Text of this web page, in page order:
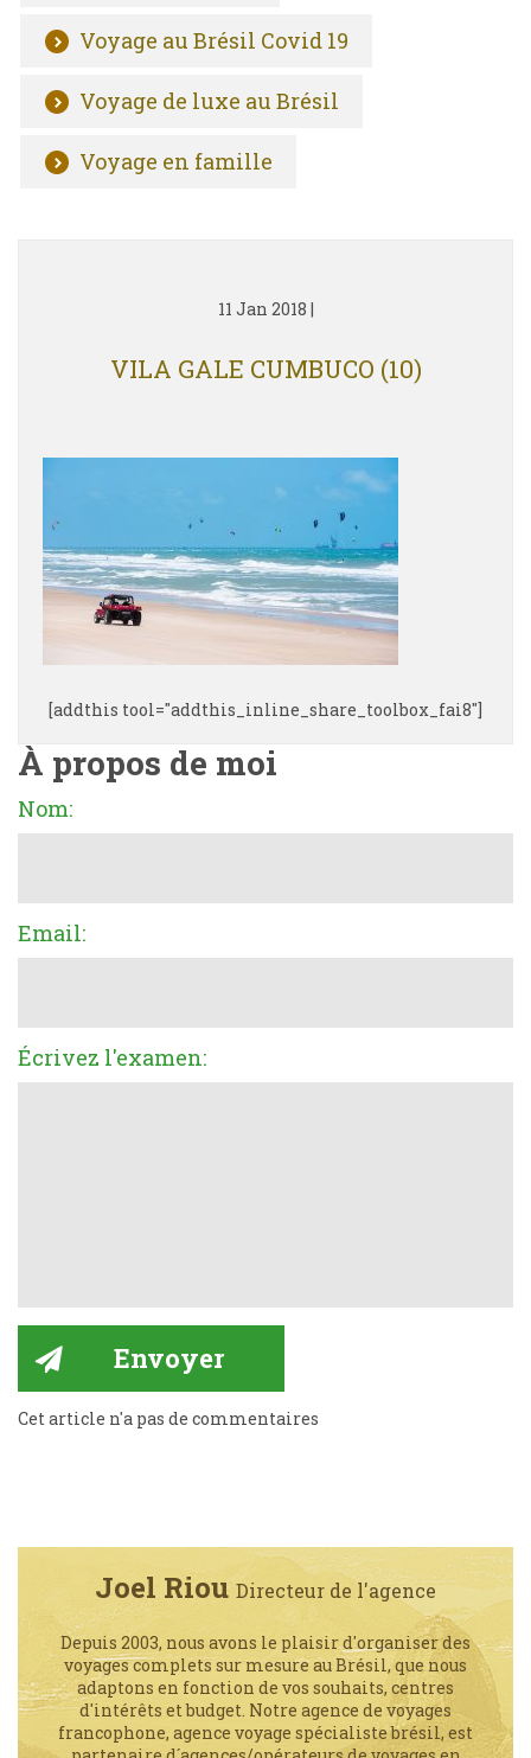
Voyage au Brésil Covid 19
Voyage de luxe au Brésil
Voyage en famille
11 Jan 2018 |
VILA GALE CUMBUCO (10)
[addthis tool="addthis_inline_share_toolbox_fai8"]
À propos de moi
Nom:
Email:
Écrivez l'examen:
Cet article n'a pas de commentaires
Joel Riou Directeur de l'agence
Depuis 2003, nous avons le plaisir d'organiser des
voyages complets sur mesure au Brésil, que nous
adaptons en fonction de vos souhaits, centres
d'intérêts et budget. Notre agence de voyages
francophone, agence voyage spécialiste brésil, est